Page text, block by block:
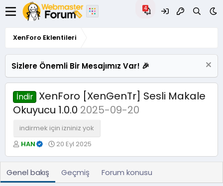
XenForo Eklentileri
Sizlere Önemli Bir Mesajımız Var! 🎉
İndir XenForo [XenGenTr] Sesli Makale
Okuyucu 1.0.0 2025-09-20
indirmek için izniniz yok
Y
a
r
HAN
O
20 Eyl 2025
Genel bakış Geçmiş Forum konusu